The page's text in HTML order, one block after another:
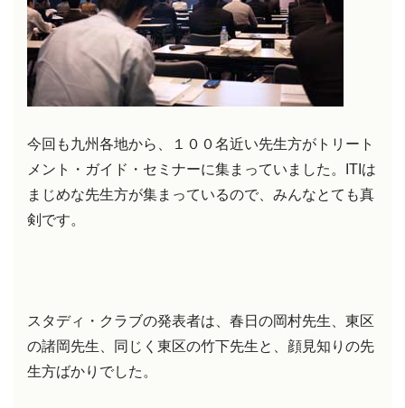
今回も九州各地から、１００名近い先生方がトリート
メント・ガイド・セミナーに集まっていました。ITIは
まじめな先生方が集まっているので、みんなとても真
剣です。
スタディ・クラブの発表者は、春日の岡村先生、東区
の諸岡先生、同じく東区の竹下先生と、顔見知りの先
生方ばかりでした。